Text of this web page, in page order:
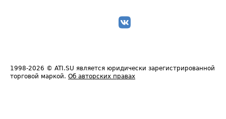
1998-2026 © ATI.SU является юридически зарегистрированной
торговой маркой. Об авторских правах